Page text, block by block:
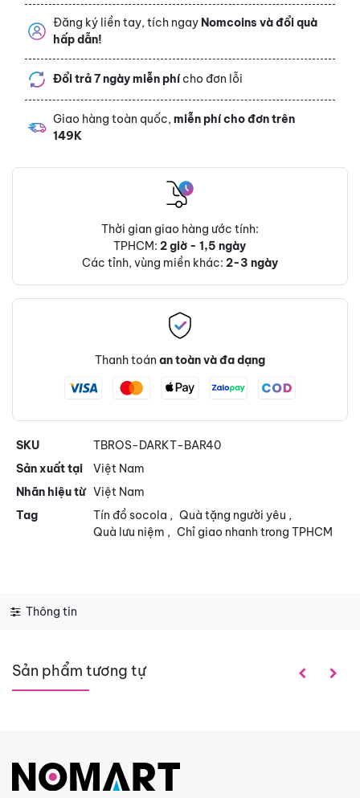
Đăng ký liền tay, tích ngay Nomcoins và đổi quà
hấp dẫn!
Đổi trả 7 ngày miễn phícho đơn lỗi
Giao hàng toàn quốc,miễn phí cho đơn trên
149K
Thời gian giao hàng ước tính:
TPHCM:2 giờ - 1,5 ngày
Các tỉnh, vùng miền khác: 2-3 ngày
Thanh toán an toàn và đa dạng
SKU
TBROS-DARKT-BAR40
Sản xuất tại
Việt Nam
Nhãn hiệu từ Việt Nam
Tag
Tín đồ socola , Quà tặng người yêu ,
Quà lưu niệm , Chỉ giao nhanh trong TPHCM
Thông tin
Sản phẩm tương tự